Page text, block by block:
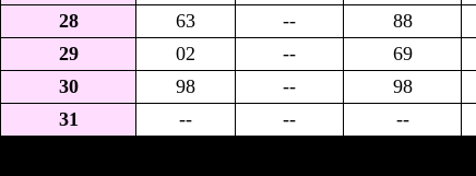
28
63 -- 88
29
02 -- 69
30
98 -- 98
31
-- -- --